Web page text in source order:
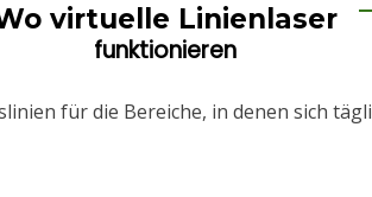
virtuelle Linienlaser
funktionieren
für die Bereiche, in denen sich